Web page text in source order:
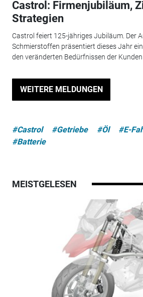
Castrol: Firmenjubiläum,
Strategien
Castrol feiert 125-jähriges Jubiläum. Der
Schmierstoffen präsentiert dieses Jahr
den veränderten Bedürfnissen der Kunden
WEITERE MELDUNGEN
#Castrol #Getriebe #Öl
#E-
#Batterie
MEISTGELESEN